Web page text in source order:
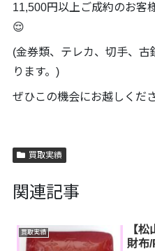
11,500円以上ご成約のお客
😌
(金券類、テレカ、切手、
ります。)
ぜひこの機会にお越しくだ
買取実績
関連記事
買取実績
【
財布